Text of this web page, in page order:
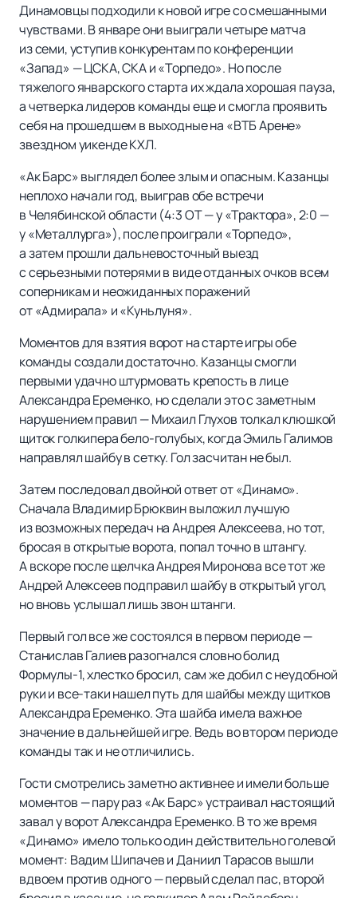
Динамовцы подходили к новой игре со смешанными
чувствами. В январе они выиграли четыре матча
из семи, уступив конкурентам по конференции
«Запад» — ЦСКА, СКА и «Торпедо». Но после
тяжелого январского старта их ждала хорошая пауза,
а четверка лидеров команды еще и смогла проявить
себя на прошедшем в выходные на «ВТБ Арене»
звездном уикенде КХЛ.
«Ак Барс» выглядел более злым и опасным. Казанцы
неплохо начали год, выиграв обе встречи
в Челябинской области (4:3 ОТ — у «Трактора», 2:0 —
у «Металлурга»), после проиграли «Торпедо»,
а затем прошли дальневосточный выезд
с серьезными потерями в виде отданных очков всем
соперникам и неожиданных поражений
от «Адмирала» и «Куньлуня».
Моментов для взятия ворот на старте игры обе
команды создали достаточно. Казанцы смогли
первыми удачно штурмовать крепость в лице
Александра Еременко, но сделали это с заметным
нарушением правил — Михаил Глухов толкал клюшкой
щиток голкипера бело-голубых, когда Эмиль Галимов
направлял шайбу в сетку. Гол засчитан не был.
Затем последовал двойной ответ от «Динамо».
Сначала Владимир Брюквин выложил лучшую
из возможных передач на Андрея Алексеева, но тот,
бросая в открытые ворота, попал точно в штангу.
А вскоре после щелчка Андрея Миронова все тот же
Андрей Алексеев подправил шайбу в открытый угол,
но вновь услышал лишь звон штанги.
Первый гол все же состоялся в первом периоде —
Станислав Галиев разогнался словно болид
Формулы-1, хлестко бросил, сам же добил с неудобной
руки и все-таки нашел путь для шайбы между щитков
Александра Еременко. Эта шайба имела важное
значение в дальнейшей игре. Ведь во втором периоде
команды так и не отличились.
Гости смотрелись заметно активнее и имели больше
моментов — пару раз «Ак Барс» устраивал настоящий
завал у ворот Александра Еременко. В то же время
«Динамо» имело только один действительно голевой
момент: Вадим Шипачев и Даниил Тарасов вышли
вдвоем против одного — первый сделал пас, второй